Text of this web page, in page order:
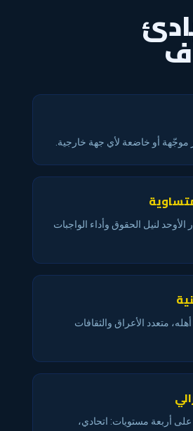
موجّهة أو خاضعة لأي جهة خارجية.
الأوحد لنيل الحقوق وأداء الواجبات
متعدد الأعراق والثقافات
أربعة مستويات: اتحادي،